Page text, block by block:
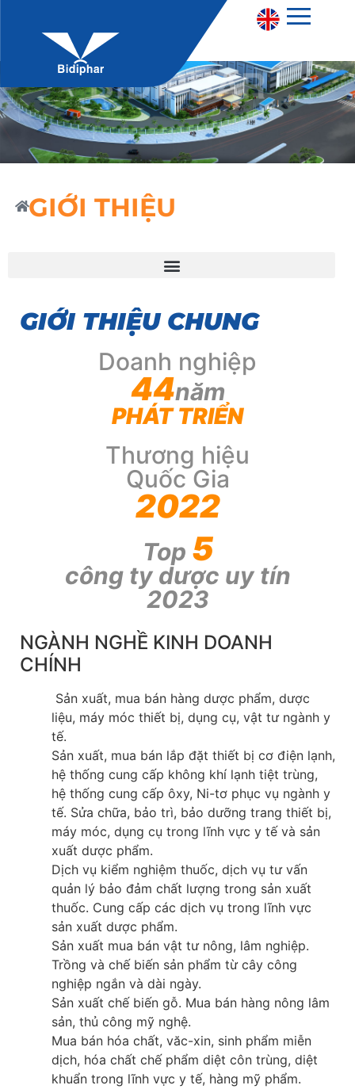
GIỚI THIỆU
GIỚI THIỆU CHUNG
Doanh nghiệp
44năm
PHÁT TRIỂN
Thương hiệu
Quốc Gia
2022
Top 5
công ty dược uy tín
2023
NGÀNH NGHỀ KINH DOANH
CHÍNH
Sản xuất, mua bán hàng dược phẩm, dược
liệu, máy móc thiết bị, dụng cụ, vật tư ngành y
tế.
Sản xuất, mua bán lắp đặt thiết bị cơ điện lạnh,
hệ thống cung cấp không khí lạnh tiệt trùng,
hệ thống cung cấp ôxy, Ni-tơ phục vụ ngành y
tế. Sửa chữa, bảo trì, bảo dưỡng trang thiết bị,
máy móc, dụng cụ trong lĩnh vực y tế và sản
xuất dược phẩm.
Dịch vụ kiểm nghiệm thuốc, dịch vụ tư vấn
quản lý bảo đảm chất lượng trong sản xuất
thuốc. Cung cấp các dịch vụ trong lĩnh vực
sản xuất dược phẩm.
Sản xuất mua bán vật tư nông, lâm nghiệp.
Trồng và chế biến sản phẩm từ cây công
nghiệp ngắn và dài ngày.
Sản xuất chế biến gỗ. Mua bán hàng nông lâm
sản, thủ công mỹ nghệ.
Mua bán hóa chất, văc-xin, sinh phẩm miễn
dịch, hóa chất chế phẩm diệt côn trùng, diệt
khuẩn trong lĩnh vực y tế, hàng mỹ phẩm.